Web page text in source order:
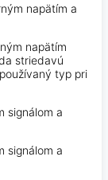
napätím a
napätím
striedavú
typ pri
signálom a
signálom a